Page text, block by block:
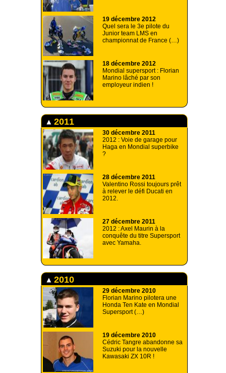
19 décembre 2012
Quel sera le 3e pilote du
Junior team LMS en
championnat de France (…)
18 décembre 2012
Mondial supersport : Florian
Marino lâché par son
employeur indien !
2011
30 décembre 2011
2012 : Voie de garage pour
Haga en Mondial superbike
?
28 décembre 2011
Valentino Rossi toujours prêt
à relever le défi Ducati en
2012.
27 décembre 2011
2012 : Axel Maurin à la
conquête du titre Supersport
avec Yamaha.
2010
29 décembre 2010
Florian Marino pilotera une
Honda Ten Kate en Mondial
Supersport (…)
19 décembre 2010
Cédric Tangre abandonne sa
Suzuki pour la nouvelle
Kawasaki ZX 10R !